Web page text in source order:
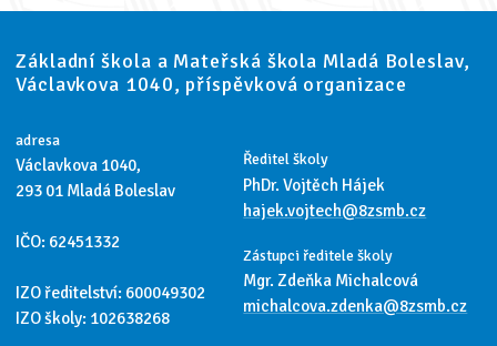
Základní škola a Mateřská škola Mladá Boleslav,
Václavkova 1040, příspěvková organizace
adresa
Václavkova 1040,
293 01 Mladá Boleslav
IČO: 62451332
IZO ředitelství: 600049302
IZO školy: 102638268
Ředitel školy
PhDr. Vojtěch Hájek
hajek.vojtech@8zsmb.cz
Zástupci ředitele školy
Mgr. Zdeňka Michalcová
michalcova.zdenka@8zsmb.cz